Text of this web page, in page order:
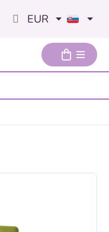
EUR